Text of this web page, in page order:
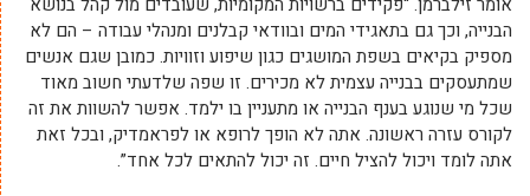
הבנייה, וכך גם בתאגידי המים ובוודאי קבלנים ומנהלי עבודה – הם לא
מספיק בקיאים בשפת המושגים כגון שיפוע וזוויות. כמובן שגם אנשים
שמתעסקים בבנייה עצמית לא מכירים. זו שפה שלדעתי חשוב מאוד
שכל מי שנוגע בענף הבנייה או מתעניין בו ילמד. אפשר להשוות את זה
לקורס עזרה ראשונה. אתה לא הופך לרופא או לפראמדיק, ובכל זאת
אתה לומד ויכול להציל חיים. זה יכול להתאים לכל אחד”.